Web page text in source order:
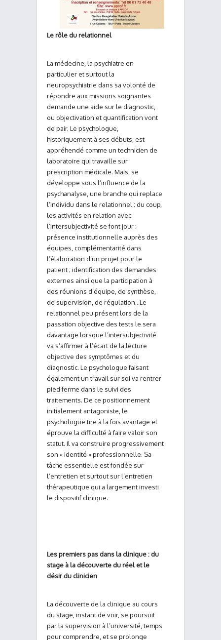
Le rôle du relationnel
La médecine, la psychiatre en
particulier et surtout la
neuropsychiatrie dans sa volonté de
répondre aux missions soignantes
demande une aide sur le diagnostic,
ou objectivation et quantification vont
de pair. Le psychologue,
historiquement à ses débuts, est
appréhendé comme un technicien de
laboratoire qui travaille sur
prescription médicale. Mais, se
développe sous l’influence de la
psychanalyse, une branche qui replace
l’individu dans le relationnel ; du coup,
les activités en relation avec
l’intersubjectivité se font jour :
présence institutionnelle auprès des
équipes, complémentarité dans
l’élaboration d’un projet pour le
patient ; identification des demandes
externes ainsi que la participation à
des réunions d’équipe, de synthèse,
de supervision, de régulation…Le
relationnel peu présent lors de la
passation objective des tests le sera
davantage lorsque l’intersubjectivité
va s’affirmer à l’écart de la lecture
objective des symptômes et du
diagnostic. Le psychologue faisant
également un travail sur soi va rentrer
pied ferme dans le suivi des
traitements. De ce positionnement
initialement antagoniste, le
psychologue tire à la fois avantage et
éprouve la difficulté à faire valoir son
statut. Il va construire progressivement
son « identité » professionnelle. Sa
tâche essentielle est fondée sur
l’entretien et surtout sur l’entretien
thérapeutique qui a largement investi
le dispositif clinique.
Les premiers pas dans la clinique : du
stage à la découverte du réel et le
désir du clinicien
La découverte de la clinique au cours
du stage, instant de voir, se poursuit
par la supervision à l’université, temps
pour comprendre, et se prolonge